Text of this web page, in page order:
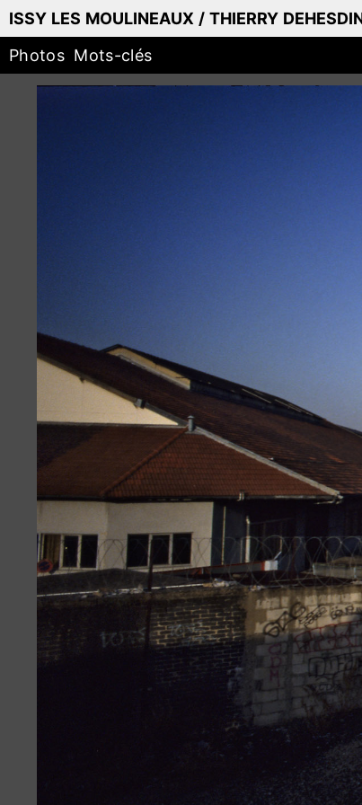
ISSY LES MOULINEAUX / THIERRY
Photos Mots-clés